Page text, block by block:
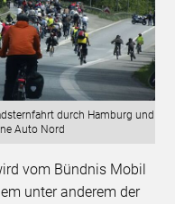
durch Hamburg und
Auto Nord
vom Bündnis Mobil
unter anderem der